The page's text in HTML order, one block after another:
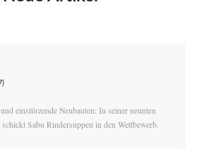
einstürzende Neubauten: In seiner neunten
Sabu Rindersuppen in den Wettbewerb.